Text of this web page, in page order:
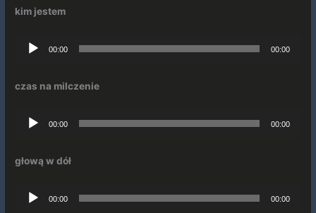
kim jestem
Odtwarzacz
plików
00:00 00:00
czas na milczenie
Odtwarzacz
plików
00:00 00:00
głową w dół
Odtwarzacz
plików
00:00 00:00